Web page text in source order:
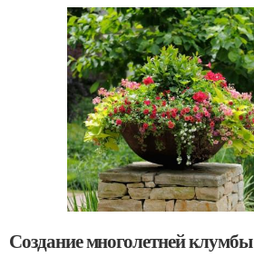
Создание многолетней клумбы